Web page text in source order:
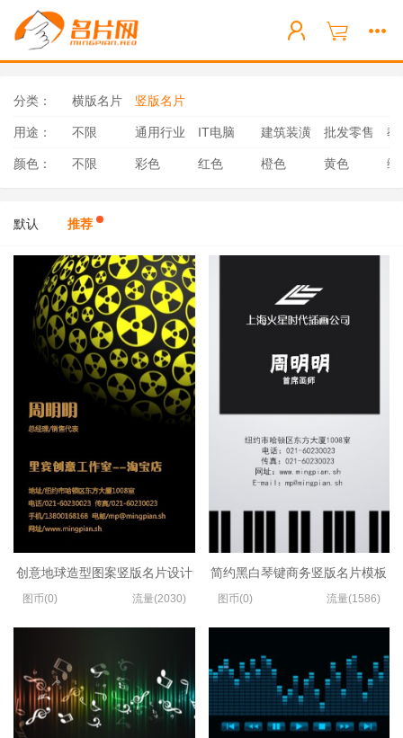
分类： 横版名片 竖版名片
用途： 不限 通用行业 IT电脑 建筑装潢 批发零售 教
颜色： 不限 彩色 红色 橙色 黄色 绿
默认 推荐
创意地球造型图案竖版名片设计
图币(0) 流量(2030)
简约黑白琴键商务竖版名片模板
图币(0) 流量(1586)